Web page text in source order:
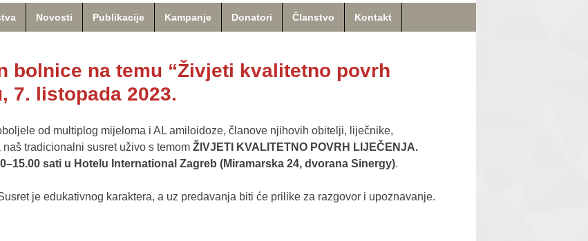
Novosti Publikacije Kampanje Donatori Članstvo Kontakt
bolnice na temu “Živjeti kvalitetno povrh
7. listopada 2023.
od multiplog mijeloma i AL amiloidoze, članove njihovih obitelji, liječnike,
tradicionalni susret uživo s temom ŽIVJETI KVALITETNO POVRH LIJEČENJA.
sati u Hotelu International Zagreb (Miramarska 24, dvorana Sinergy).
je edukativnog karaktera, a uz predavanja biti će prilike za razgovor i upoznavanje.